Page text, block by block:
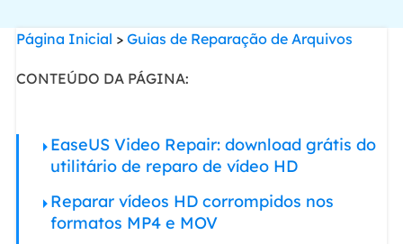
Página Inicial > Guias de Reparação de Arquivos
CONTEÚDO DA PÁGINA:
EaseUS Video Repair: download grátis do
utilitário de reparo de vídeo HD
Reparar vídeos HD corrompidos nos
formatos MP4 e MOV